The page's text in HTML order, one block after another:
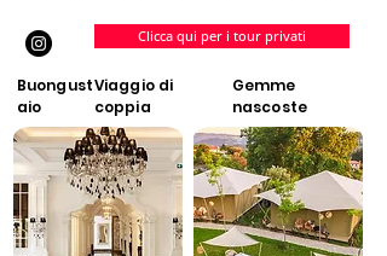
Clicca qui per i tour privati
Buongust
aio
Viaggio di
coppia
Gemme
nascoste